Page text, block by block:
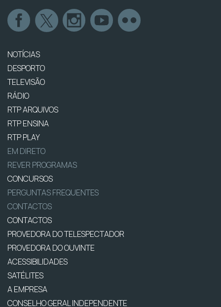
NOTÍCIAS
DESPORTO
TELEVISÃO
RÁDIO
RTP ARQUIVOS
RTP ENSINA
RTP PLAY
EM DIRETO
REVER PROGRAMAS
CONCURSOS
PERGUNTAS FREQUENTES
CONTACTOS
CONTACTOS
PROVEDORA DO TELESPECTADOR
PROVEDORA DO OUVINTE
ACESSIBILIDADES
SATÉLITES
A EMPRESA
CONSELHO GERAL INDEPENDENTE